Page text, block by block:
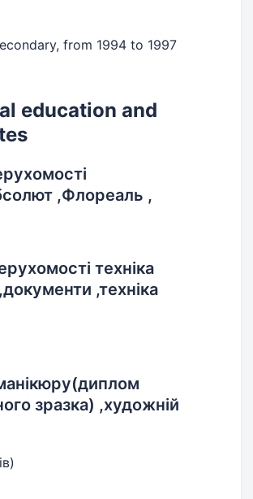
from 1994 to 1997
education and
,Флореаль ,
техніка
,техніка
зразка) ,художній